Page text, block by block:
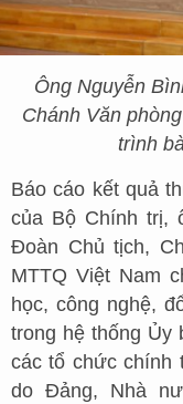
Ông Nguyễn
Chánh Văn
trình
Báo cáo kết quả
của Bộ Chính trị,
Đoàn Chủ tịch,
MTTQ Việt Nam
học, công nghệ,
trong hệ thống Ủy
các tổ chức chính
do Đảng, Nhà